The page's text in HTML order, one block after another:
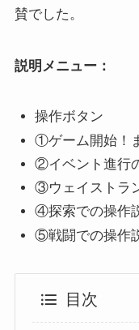
賛でした。
説明メニュー：
操作ボタン
①ゲーム開始！
②イベント進行
③ウェイストラ
④探索での操作
⑤戦闘での操作
目次